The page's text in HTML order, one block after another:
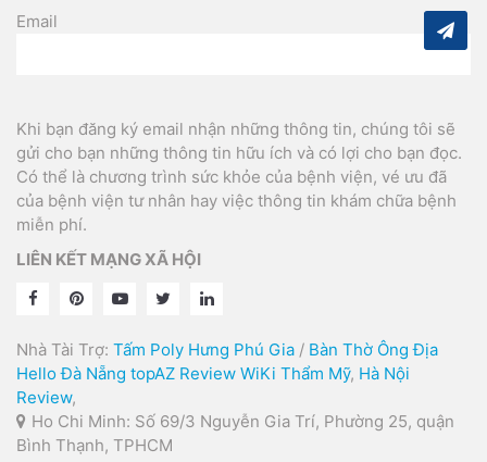
Email
Khi bạn đăng ký email nhận những thông tin, chúng tôi sẽ
gửi cho bạn những thông tin hữu ích và có lợi cho bạn đọc.
Có thể là chương trình sức khỏe của bệnh viện, vé ưu đã
của bệnh viện tư nhân hay việc thông tin khám chữa bệnh
miễn phí.
LIÊN KẾT MẠNG XÃ HỘI
Nhà Tài Trợ: Tấm Poly Hưng Phú Gia / Bàn Thờ Ông Địa
Hello Đà Nẵng topAZ Review WiKi Thẩm Mỹ, Hà Nội
Review,
Ho Chi Minh: Số 69/3 Nguyễn Gia Trí, Phường 25, quận
Bình Thạnh, TPHCM